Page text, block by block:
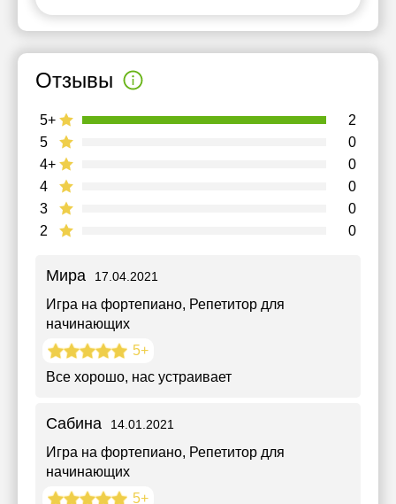
Отзывы
2 0
3 0
4 0
4+ 0
5 0
5+ 2
Мира 17.04.2021
Игра на фортепиано, Репетитор для
начинающих
5+
Все хорошо, нас устраивает
Сабина 14.01.2021
Игра на фортепиано, Репетитор для
начинающих
5+